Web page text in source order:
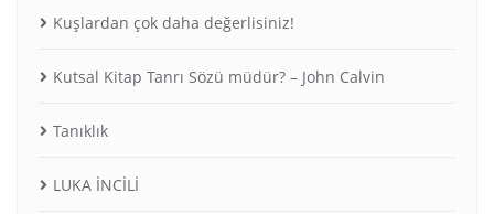
Kuşlardan çok daha değerlisiniz!
Kutsal Kitap Tanrı Sözü müdür? – John Calvin
Tanıklık
LUKA İNCİLİ